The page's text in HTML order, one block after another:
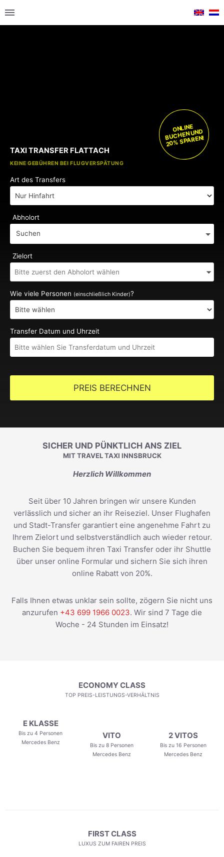
KOSTENLOSE KINDERSITZE
KEINE GEBÜHREN BEI FLUGVERSPÄTUNG
TAXI TRANSFER FLATTACH
ONLINE
BUCHEN UND
20% SPAREN!
Art des Transfers
Abholort
Suchen
Zielort
Wie viele Personen (einschließlich Kinder)?
Transfer Datum und Uhrzeit
PREIS BERECHNEN
SICHER UND PÜNKTLICH ANS ZIEL
MIT TRAVEL TAXI INNSBRUCK
Herzlich Willkommen
Seit über 10 Jahren bringen wir unsere Kunden
verlässlich und sicher an ihr Reiseziel. Unser Flughafen
und Stadt-Transfer garantiert eine angenehme Fahrt zu
Ihrem Zielort und selbstverständlich auch wieder retour.
Buchen Sie bequem ihren Taxi Transfer oder ihr Shuttle
über unser online Formular und sichern Sie sich ihren
online Rabatt von 20%.
Falls Ihnen etwas unklar sein sollte, zögern Sie nicht uns
anzurufen +43 699 1966 0023. Wir sind 7 Tage die
Woche - 24 Stunden im Einsatz!
ECONOMY CLASS
TOP PREIS-LEISTUNGS-VERHÄLTNIS
E KLASSE
Bis zu 4 Personen
Mercedes Benz
VITO
Bis zu 8 Personen
Mercedes Benz
2 VITOS
Bis zu 16 Personen
Mercedes Benz
FIRST CLASS
LUXUS ZUM FAIREN PREIS